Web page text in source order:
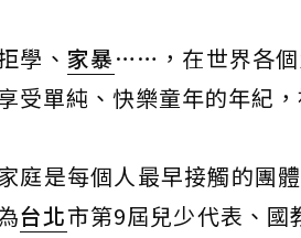
學、 家暴……，在世界各個
受單純、快樂童年的年紀
庭是每個人最早接觸的團
台北市第9屆兒少代表、國